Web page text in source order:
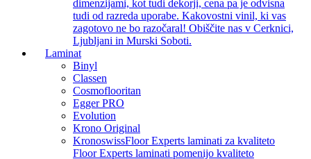
dimenzijami, kot tudi dekorji, cena pa je odvisna
tudi od razreda uporabe. Kakovostni vinil, ki vas
zagotovo ne bo razočaral! Obiščite nas v Cerknici,
Ljubljani in Murski Soboti.
Laminat
Binyl
Classen
Cosmoflooritan
Egger PRO
Evolution
Krono Original
KronoswissFloor Experts laminati za kvaliteto
Floor Experts laminati pomenijo kvaliteto